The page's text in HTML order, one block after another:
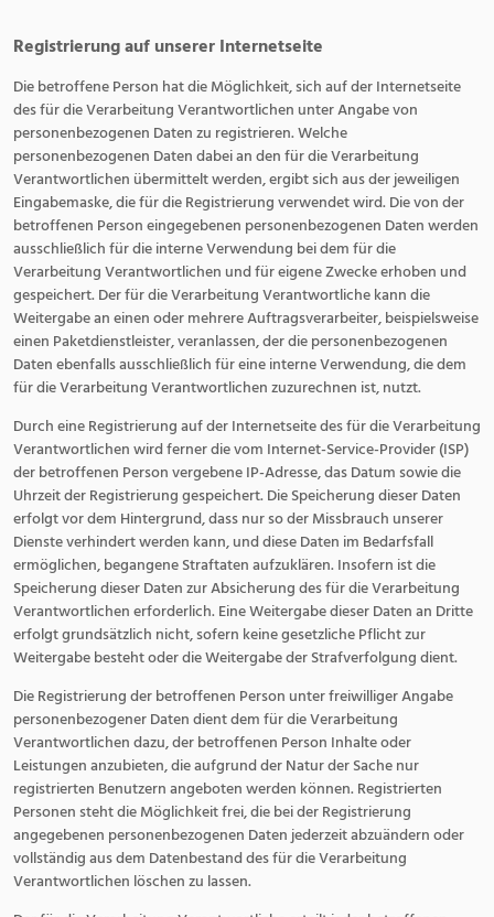
Registrierung auf unserer Internetseite
Die betroffene Person hat die Möglichkeit, sich auf der Internetseite
des für die Verarbeitung Verantwortlichen unter Angabe von
personenbezogenen Daten zu registrieren. Welche
personenbezogenen Daten dabei an den für die Verarbeitung
Verantwortlichen übermittelt werden, ergibt sich aus der jeweiligen
Eingabemaske, die für die Registrierung verwendet wird. Die von der
betroffenen Person eingegebenen personenbezogenen Daten werden
ausschließlich für die interne Verwendung bei dem für die
Verarbeitung Verantwortlichen und für eigene Zwecke erhoben und
gespeichert. Der für die Verarbeitung Verantwortliche kann die
Weitergabe an einen oder mehrere Auftragsverarbeiter, beispielsweise
einen Paketdienstleister, veranlassen, der die personenbezogenen
Daten ebenfalls ausschließlich für eine interne Verwendung, die dem
für die Verarbeitung Verantwortlichen zuzurechnen ist, nutzt.
Durch eine Registrierung auf der Internetseite des für die Verarbeitung
Verantwortlichen wird ferner die vom Internet-Service-Provider (ISP)
der betroffenen Person vergebene IP-Adresse, das Datum sowie die
Uhrzeit der Registrierung gespeichert. Die Speicherung dieser Daten
erfolgt vor dem Hintergrund, dass nur so der Missbrauch unserer
Dienste verhindert werden kann, und diese Daten im Bedarfsfall
ermöglichen, begangene Straftaten aufzuklären. Insofern ist die
Speicherung dieser Daten zur Absicherung des für die Verarbeitung
Verantwortlichen erforderlich. Eine Weitergabe dieser Daten an Dritte
erfolgt grundsätzlich nicht, sofern keine gesetzliche Pflicht zur
Weitergabe besteht oder die Weitergabe der Strafverfolgung dient.
Die Registrierung der betroffenen Person unter freiwilliger Angabe
personenbezogener Daten dient dem für die Verarbeitung
Verantwortlichen dazu, der betroffenen Person Inhalte oder
Leistungen anzubieten, die aufgrund der Natur der Sache nur
registrierten Benutzern angeboten werden können. Registrierten
Personen steht die Möglichkeit frei, die bei der Registrierung
angegebenen personenbezogenen Daten jederzeit abzuändern oder
vollständig aus dem Datenbestand des für die Verarbeitung
Verantwortlichen löschen zu lassen.